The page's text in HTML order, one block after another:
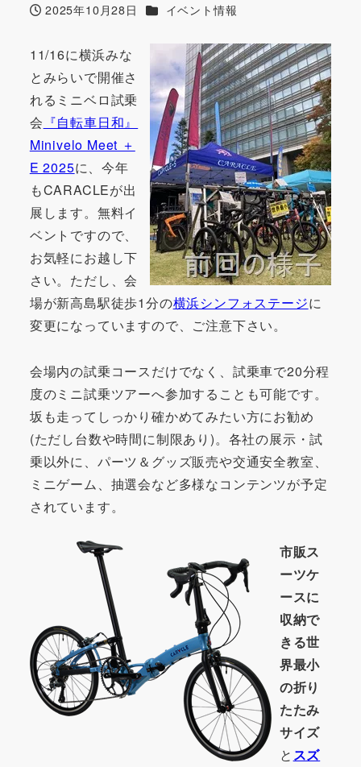
投稿日
2025年10月28日 カテゴリー
イベント情報
11/16に横浜みな
とみらいで開催さ
れるミニベロ試乗
会 『自転車日和』
Minivelo Meet ＋
E 2025に、今年
もCARACLEが出
展します。無料イ
ベントですので、
お気軽にお越し下
さい。ただし、会
場が新高島駅徒歩1分の横浜シンフォステージに
変更になっていますので、ご注意下さい。
会場内の試乗コースだけでなく、試乗車で20分程
度のミニ試乗ツアーへ参加することも可能です。
坂も走ってしっかり確かめてみたい方にお勧め
(ただし台数や時間に制限あり)。各社の展示・試
乗以外に、パーツ＆グッズ販売や交通安全教室、
ミニゲーム、抽選会など多様なコンテンツが予定
されています。
市販ス
ーツケ
ースに
収納で
きる世
界最小
の折り
たたみ
サイズ
と スズ